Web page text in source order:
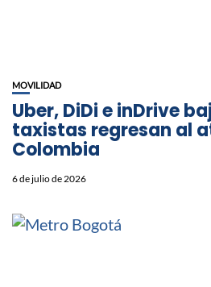
MOVILIDAD
Uber, DiDi e inDrive
taxistas regresan al
Colombia
6 de julio de 2026